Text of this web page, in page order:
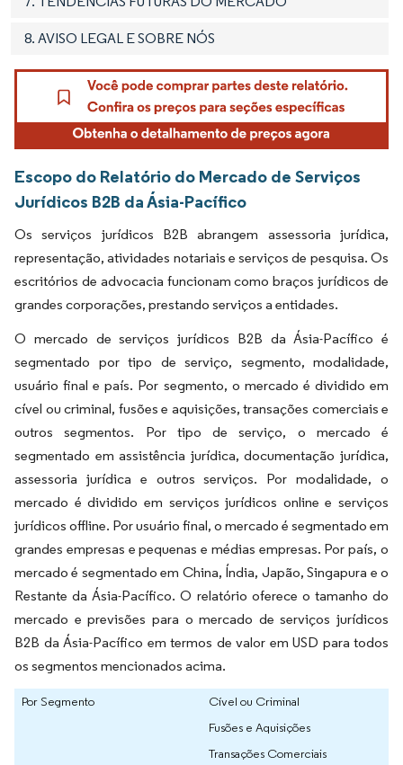
8. AVISO LEGAL E SOBRE NÓS
Escopo do Relatório do Mercado de Serviços
Jurídicos B2B da Ásia-Pacífico
Os serviços jurídicos B2B abrangem assessoria jurídica,
representação, atividades notariais e serviços de pesquisa. Os
escritórios de advocacia funcionam como braços jurídicos de
grandes corporações, prestando serviços a entidades.
O mercado de serviços jurídicos B2B da Ásia-Pacífico é
segmentado por tipo de serviço, segmento, modalidade,
usuário final e país. Por segmento, o mercado é dividido em
cível ou criminal, fusões e aquisições, transações comerciais e
outros segmentos. Por tipo de serviço, o mercado é
segmentado em assistência jurídica, documentação jurídica,
assessoria jurídica e outros serviços. Por modalidade, o
mercado é dividido em serviços jurídicos online e serviços
jurídicos offline. Por usuário final, o mercado é segmentado em
grandes empresas e pequenas e médias empresas. Por país, o
mercado é segmentado em China, Índia, Japão, Singapura e o
Restante da Ásia-Pacífico. O relatório oferece o tamanho do
mercado e previsões para o mercado de serviços jurídicos
B2B da Ásia-Pacífico em termos de valor em USD para todos
os segmentos mencionados acima.
Por Segmento
Cível ou Criminal
Fusões e Aquisições
Transações Comerciais